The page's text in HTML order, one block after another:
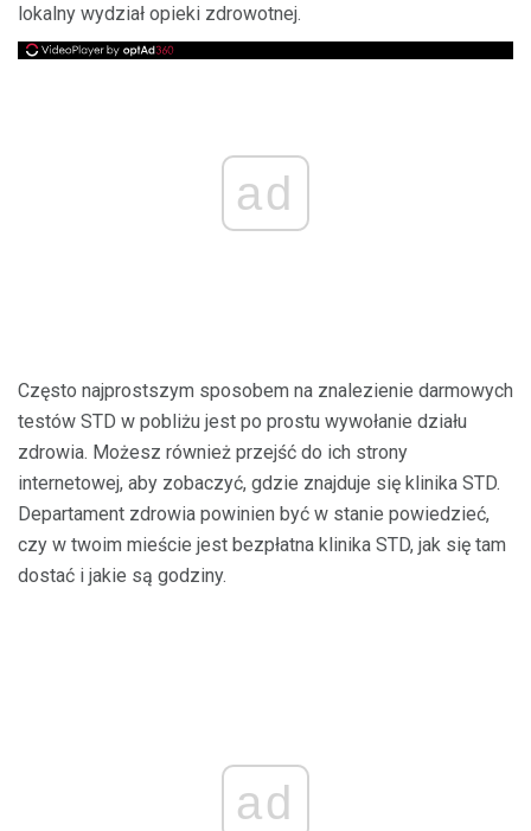
lokalny wydział opieki zdrowotnej.
ad
Często najprostszym sposobem na znalezienie darmowych
testów STD w pobliżu jest po prostu wywołanie działu
zdrowia. Możesz również przejść do ich strony
internetowej, aby zobaczyć, gdzie znajduje się klinika STD.
Departament zdrowia powinien być w stanie powiedzieć,
czy w twoim mieście jest bezpłatna klinika STD, jak się tam
dostać i jakie są godziny.
ad